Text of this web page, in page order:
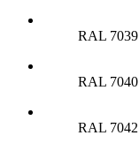
RAL 7039
RAL 7040
RAL 7042